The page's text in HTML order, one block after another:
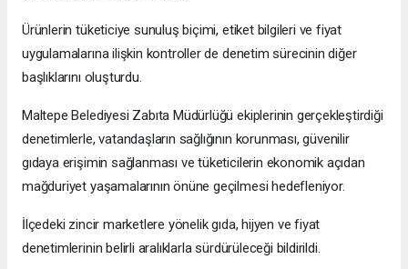
Ürünlerin tüketiciye sunuluş biçimi, etiket bilgileri ve fiyat
uygulamalarına ilişkin kontroller de denetim sürecinin diğer
başlıklarını oluşturdu.
Maltepe Belediyesi Zabıta Müdürlüğü ekiplerinin gerçekleştirdiği
denetimlerle, vatandaşların sağlığının korunması, güvenilir
gıdaya erişimin sağlanması ve tüketicilerin ekonomik açıdan
mağduriyet yaşamalarının önüne geçilmesi hedefleniyor.
İlçedeki zincir marketlere yönelik gıda, hijyen ve fiyat
denetimlerinin belirli aralıklarla sürdürüleceği bildirildi.